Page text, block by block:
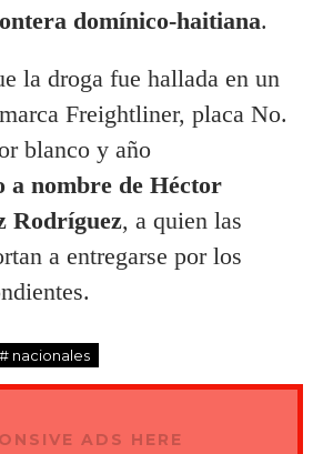
domínico-haitiana.
la droga fue hallada en un
Freightliner, placa No.
blanco y año
a nombre de Héctor
Rodríguez, a quien las
a entregarse por los
# nacionales
ADS HERE